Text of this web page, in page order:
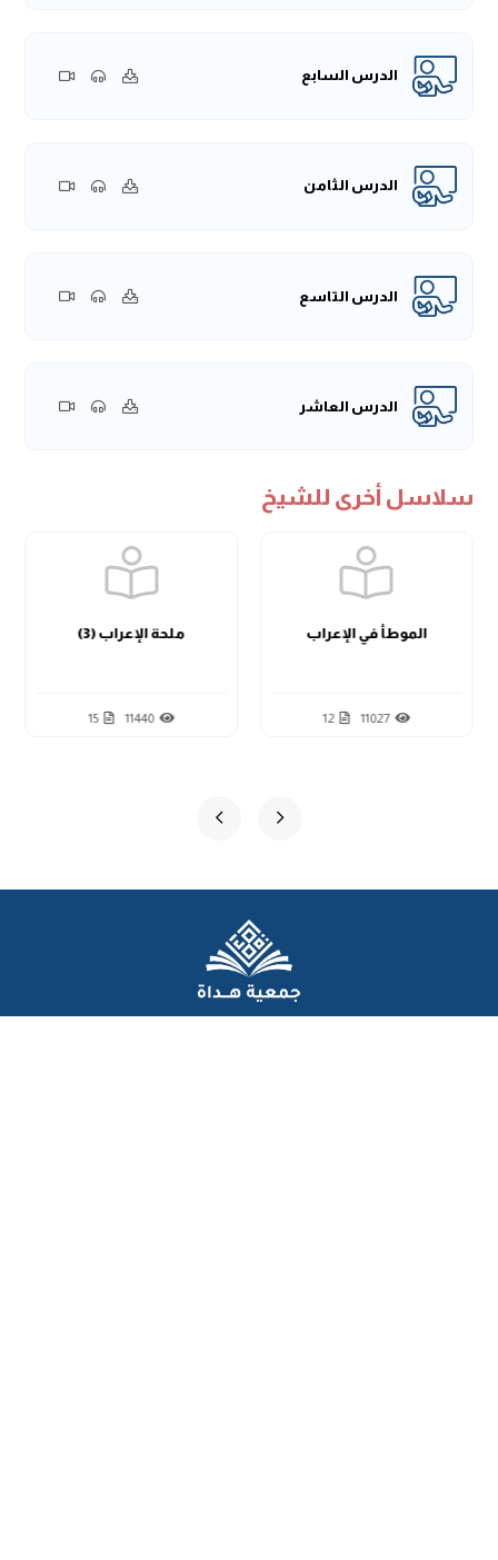
الدرس السابع
الدرس الثامن
الدرس التاسع
الدرس العاشر
الدرس الحادي عشر
الدرس الثاني عشر
سلاسل أخرى للشيخ
الموطأ في الإعراب
11027
12
ملحة الإعراب (3)
11440
15